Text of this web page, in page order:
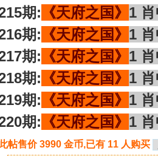
期: 《天府之国》 1
期: 《天府之国》 1
期: 《天府之国》 1
期: 《天府之国》 1
期: 《天府之国》 1
期: 《天府之国》 1
帖售价 3990 金币,已有 11 人购买